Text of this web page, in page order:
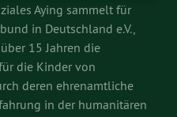
Aying sammelt für
in Deutschland e.V.,
15 Jahren die
die Kinder von
deren ehrenamtliche
in der humanitären